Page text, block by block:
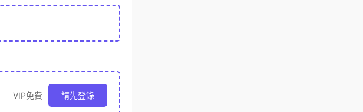
VIP免費 請先登錄